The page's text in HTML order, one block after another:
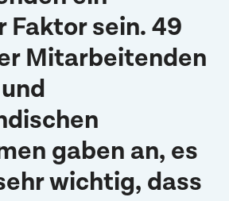
einesPhotovoltaik-Konzeptsfür
Monitoring Ihres Fortschritts bei
Ihrer
Beratung zu Finanzierung und
Kund:innen und
Ihren Erfolgen berichten?
Faktor sein. 49
Mitarbeitenden
gaben an, es
wichtig, dass